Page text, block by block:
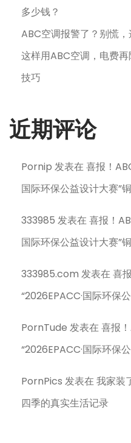
多少钱？
ABC空调报警了？别慌
这样用ABC空调，电费
技巧
近期评论
Pornip 发表在喜报！
国际环保公益设计大赛”
333985 发表在喜报！
国际环保公益设计大赛”
333985.com 发表在喜
“2026EPACC·国际环保
PornTude 发表在喜报
“2026EPACC·国际环保
PornPics 发表在我家装
四季的真实生活记录